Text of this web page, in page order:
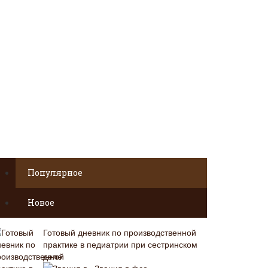
Популярное
Новое
Готовый дневник по производственной
практике в педиатрии при сестринском
деле